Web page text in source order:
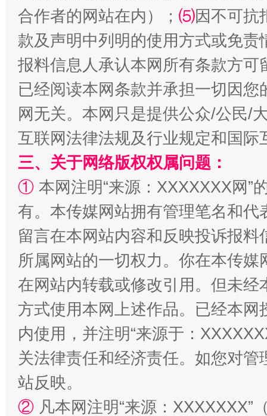
揭批美国五大"原罪" "炒
解纷+调解+退费，一次搞定
合作者的网站在内）； ⑸因不可抗
款及声明中列明的使用方式或免责
报料信息人承认本网所有条款方
已经阅读本网条款并承担一切因
网无关。本网只是提供公众/公民/
互联网法律法规及行业规定和国
三、关于网络版权权属问题：
① 本网注明“来源：XXXXXXX网”
有。本传媒网站拥有管理笔名和
留言在本网站内容和反映投诉报
所属网站的一切权力。你在本传
在网站内转载或修改引用。但未
方式使用本网上述作品。已经本
内使用，并注明“来源于：
关法律责任和经济责任。如您对
站反映。
② 凡本网注明“来源：